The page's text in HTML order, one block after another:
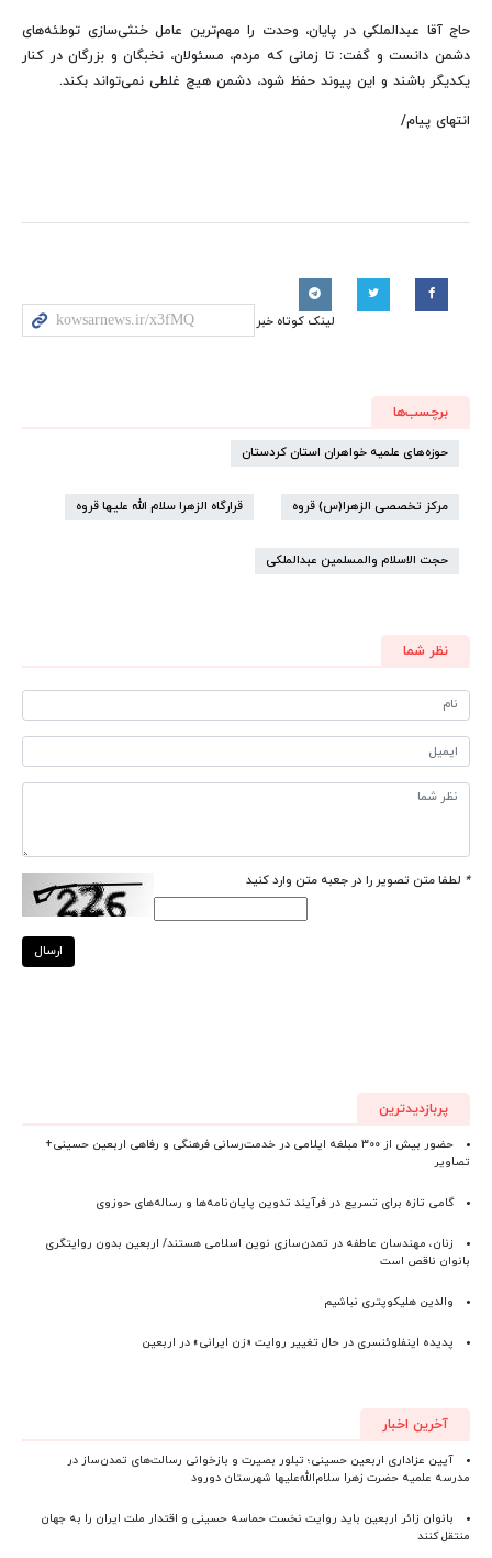
حاج آقا عبدالملکی در پایان، وحدت را مهم‌ترین عامل خنثی‌سازی توطئه‌های
دشمن دانست و گفت: تا زمانی که مردم، مسئولان، نخبگان و بزرگان در کنار
یکدیگر باشند و این پیوند حفظ شود، دشمن هیچ غلطی نمی‌تواند بکند.
انتهای پیام/
لینک کوتاه خبر
برچسب‌ها
حوزه‌های علمیه خواهران استان کردستان
مرکز تخصصی الزهرا(س) قروه قرارگاه الزهرا سلام الله علیها قروه
حجت الاسلام والمسلمین عبدالملکی
نظر شما
* لطفا متن تصویر را در جعبه متن وارد کنید
ارسال
پربازدیدترین
حضور بیش از ۳۰۰ مبلغه ایلامی در خدمت‌رسانی فرهنگی و رفاهی اربعین حسینی+
تصاویر
گامی تازه برای تسریع در فرآیند تدوین پایان‌نامه‌ها و رساله‌های حوزوی
زنان، مهندسان عاطفه در تمدن‌سازی نوین اسلامی هستند/ اربعین بدون روایتگری
بانوان ناقص است
والدین هلیکوپتری نباشیم
پدیده اینفلوئنسری در حال تغییر روایت «زن ایرانی» در اربعین
آخرین اخبار
آیین عزاداری اربعین حسینی؛ تبلور بصیرت و بازخوانی رسالت‌های تمدن‌ساز در
مدرسه علمیه حضرت زهرا سلام‌الله‌علیها شهرستان دورود
بانوان زائر اربعین باید روایت نخست حماسه حسینی و اقتدار ملت ایران را به جهان
منتقل کنند